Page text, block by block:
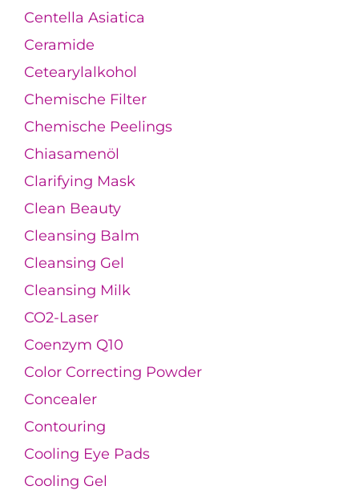
Centella Asiatica
Ceramide
Cetearylalkohol
Chemische Filter
Chemische Peelings
Chiasamenöl
Clarifying Mask
Clean Beauty
Cleansing Balm
Cleansing Gel
Cleansing Milk
CO2-Laser
Coenzym Q10
Color Correcting Powder
Concealer
Contouring
Cooling Eye Pads
Cooling Gel